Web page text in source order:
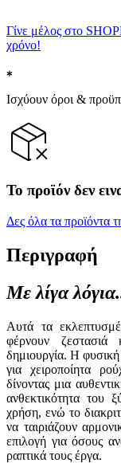
Γίνε μέλος στο
χρόνο!
Ισχύουν όροι &
Το προϊόν δεν
Δες όλα τα προϊόντα
Περιγραφή
Με λίγα
Αυτά τα
φέρνουν ζεστασιά
δημιουργία. Η
για χειροποίητα
δίνοντας μια
ανθεκτικότητα του
χρήση, ενώ το
να ταιριάζουν
επιλογή για όσους
ραπτικά τους έργα.